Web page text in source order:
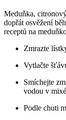
Meduňka,
dopřát osvěžení
receptů na
Zmrazte
Vytlačte
Smíchejte
vodou v
Podle chuti